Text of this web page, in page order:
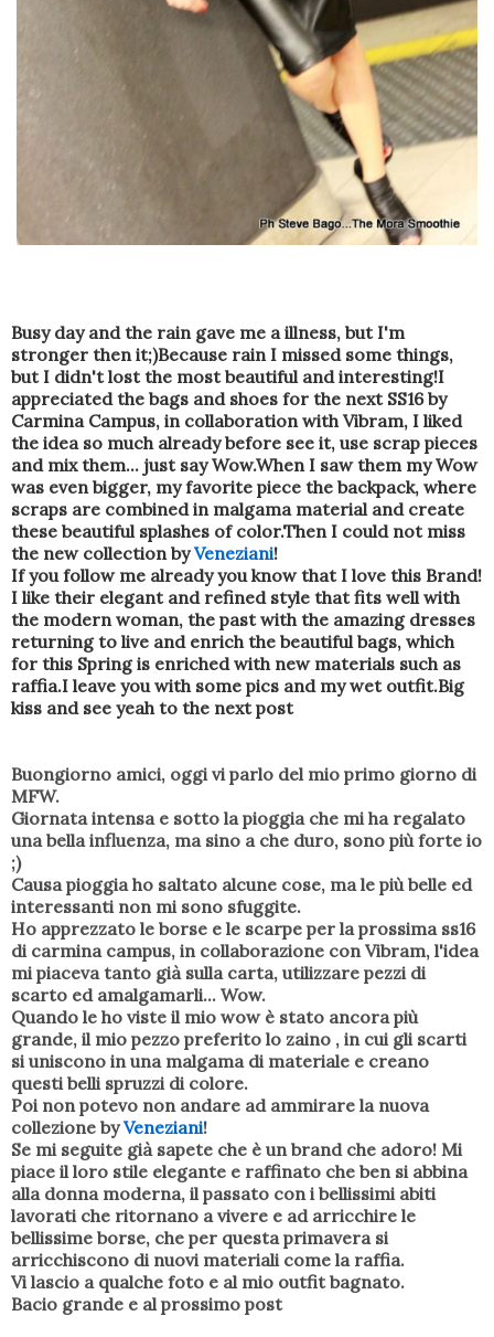
Busy day and the rain gave me a illness, but I'm
stronger then it;)Because rain I missed some things,
but I didn't lost the most beautiful and interesting!I
appreciated the bags and shoes for the next SS16 by
Carmina Campus, in collaboration with Vibram, I liked
the idea so much already before see it, use scrap pieces
and mix them... just say Wow.When I saw them my Wow
was even bigger, my favorite piece the backpack, where
scraps are combined in malgama material and create
these beautiful splashes of color.Then I could not miss
the new collection byVeneziani!
If you follow me already you know that I love this Brand!
I like their elegant and refined style that fits well with
the modern woman, the past with the amazing dresses
returning to live and enrich the beautiful bags, which
for this Spring is enriched with new materials such as
raffia.I leave you with some pics and my wet outfit.Big
kiss and see yeah to the next post
Buongiorno amici, oggi vi parlo del mio primo giorno di
MFW.
Giornata intensa e sotto la pioggia che mi ha regalato
una bella influenza, ma sino a che duro, sono più forte io
;)
Causa pioggia ho saltato alcune cose, ma le più belle ed
interessanti non mi sono sfuggite.
Ho apprezzato le borse e le scarpe per la prossima ss16
di carmina campus, in collaborazione con Vibram, l'idea
mi piaceva tanto già sulla carta, utilizzare pezzi di
scarto ed amalgamarli... Wow.
Quando le ho viste il mio wow è stato ancora più
grande, il mio pezzo preferito lo zaino , in cui gli scarti
si uniscono in una malgama di materiale e creano
questi belli spruzzi di colore.
Poi non potevo non andare ad ammirare la nuova
collezione byVeneziani!
Se mi seguite già sapete che è un brand che adoro! Mi
piace il loro stile elegante e raffinato che ben si abbina
alla donna moderna, il passato con i bellissimi abiti
lavorati che ritornano a vivere e ad arricchire le
bellissime borse, che per questa primavera si
arricchiscono di nuovi materiali come la raffia.
Vi lascio a qualche foto e al mio outfit bagnato.
Bacio grande e al prossimo post